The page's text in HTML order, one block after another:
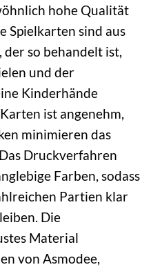
hohe Qualität
Spielkarten sind aus
so behandelt ist,
und der
Kinderhände
ist angenehm,
minimieren das
Druckverfahren
Farben, sodass
Partien klar
Die
Material
von Asmodee,